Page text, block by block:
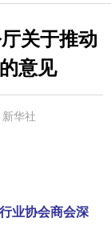
关于推动
意见
华社
业协会商会深